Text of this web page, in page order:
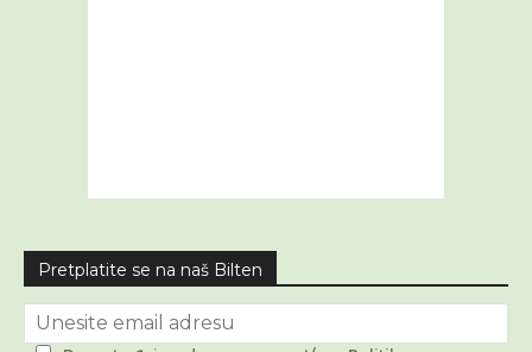
Pretplatite se na naš Bilten